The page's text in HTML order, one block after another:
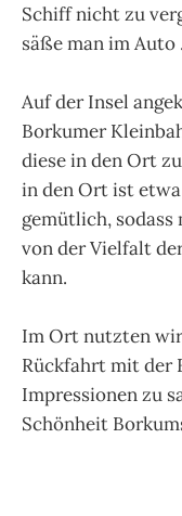
Schiff nicht zu
säße man im Auto
Auf der Insel
Borkumer
diese in den Ort
in den Ort ist etwa
gemütlich, sodass
von der Vielfalt
kann.
Im Ort nutzten
Rückfahrt mit der
Impressionen zu
Schönheit